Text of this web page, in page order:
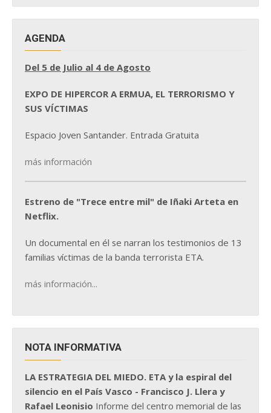
AGENDA
Del 5 de Julio al 4 de Agosto
EXPO DE HIPERCOR A ERMUA, EL TERRORISMO Y
SUS VÍCTIMAS
Espacio Joven Santander. Entrada Gratuita
más información
Estreno de "Trece entre mil" de Iñaki Arteta en
Netflix.
Un documental en él se narran los testimonios de 13
familias víctimas de la banda terrorista ETA.
más información...
NOTA INFORMATIVA
LA ESTRATEGIA DEL MIEDO. ETA y la espiral del
silencio en el País Vasco - Francisco J. Llera y
Rafael Leonisio Informe del centro memorial de las